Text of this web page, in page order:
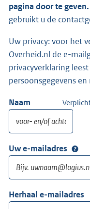
pagina door te geven.
gebruikt u de
Uw privacy: voor het
Overheid.nl de e-
privacyverklaring
persoonsgegevens
Naam
Uw e-mailadres
Herhaal e-mailadres